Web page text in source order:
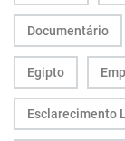
Documentário
Egipto
Esclarecimento